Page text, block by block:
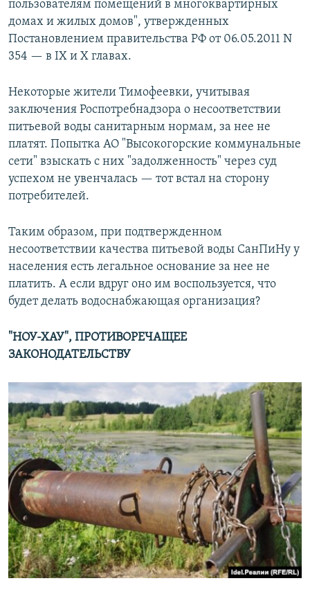
пользователям помещений в многоквартирных
домах и жилых домов", утвержденных
Постановлением правительства РФ от 06.05.2011 N
354 — в IX и X главах.
Некоторые жители Тимофеевки, учитывая
заключения Роспотребнадзора о несоответствии
питьевой воды санитарным нормам, за нее не
платят. Попытка АО "Высокогорские коммунальные
сети" взыскать с них "задолженность" через суд
успехом не увенчалась — тот встал на сторону
потребителей.
Таким образом, при подтвержденном
несоответствии качества питьевой воды СанПиНу у
населения есть легальное основание за нее не
платить. А если вдруг оно им воспользуется, что
будет делать водоснабжающая организация?
"НОУ-ХАУ", ПРОТИВОРЕЧАЩЕЕ
ЗАКОНОДАТЕЛЬСТВУ